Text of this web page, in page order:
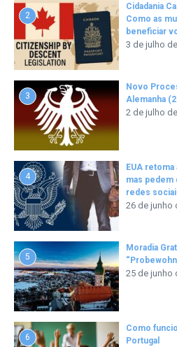
2
Cidadania
Como as
beneficiar
3 de julho
3
Novo
Alemanha
2 de julho
4
EUA
mas pedem
redes
26 de junho
5
Moradia
25 de junho
6
Como
Portugal